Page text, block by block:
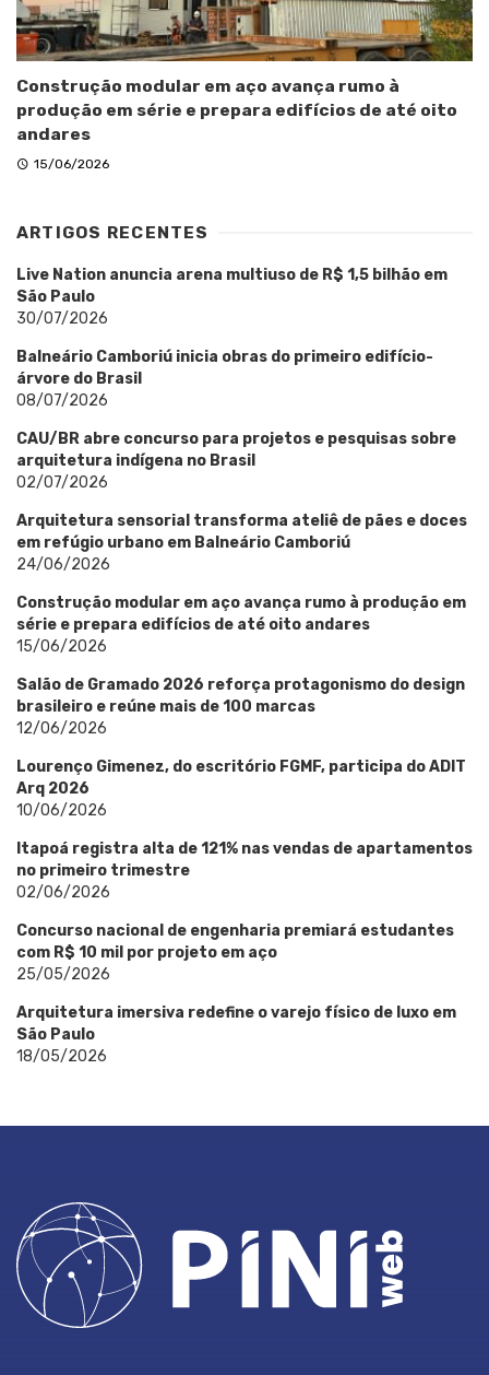
Construção modular em aço avança rumo à
produção em série e prepara edifícios de até oito
andares
15/06/2026
ARTIGOS RECENTES
Live Nation anuncia arena multiuso de R$ 1,5 bilhão em
São Paulo
30/07/2026
Balneário Camboriú inicia obras do primeiro edifício-
árvore do Brasil
08/07/2026
CAU/BR abre concurso para projetos e pesquisas sobre
arquitetura indígena no Brasil
02/07/2026
Arquitetura sensorial transforma ateliê de pães e doces
em refúgio urbano em Balneário Camboriú
24/06/2026
Construção modular em aço avança rumo à produção em
série e prepara edifícios de até oito andares
15/06/2026
Salão de Gramado 2026 reforça protagonismo do design
brasileiro e reúne mais de 100 marcas
12/06/2026
Lourenço Gimenez, do escritório FGMF, participa do ADIT
Arq 2026
10/06/2026
Itapoá registra alta de 121% nas vendas de apartamentos
no primeiro trimestre
02/06/2026
Concurso nacional de engenharia premiará estudantes
com R$ 10 mil por projeto em aço
25/05/2026
Arquitetura imersiva redefine o varejo físico de luxo em
São Paulo
18/05/2026